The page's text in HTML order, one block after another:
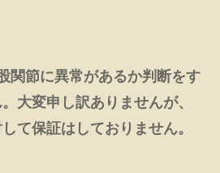
関節に異常があるか判断をす
大変申し訳ありませんが、
て保証はしておりません。